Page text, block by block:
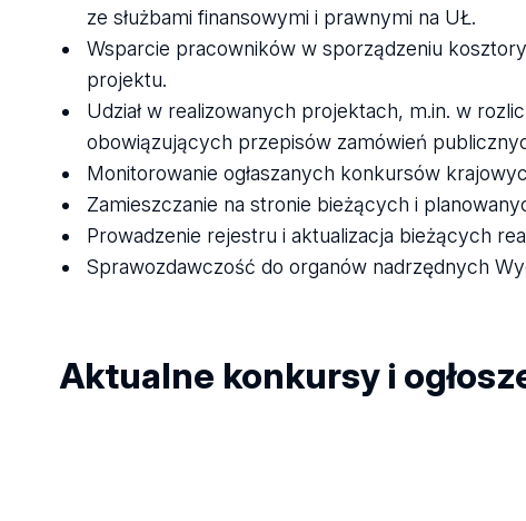
ze służbami finansowymi i prawnymi na UŁ.
Wsparcie pracowników w sporządzeniu
projektu.
Udział w realizowanych projektach, m.in. w
obowiązujących przepisów zamówień
Monitorowanie ogłaszanych konkursów
Zamieszczanie na stronie bieżących i
Prowadzenie rejestru i aktualizacja bieżących
Sprawozdawczość do organów nadrzędnych
Aktualne konkursy i